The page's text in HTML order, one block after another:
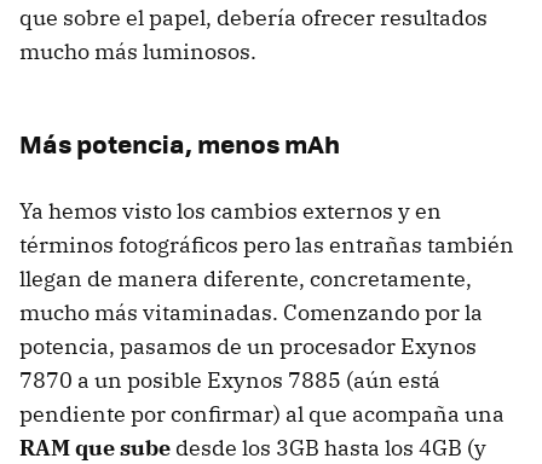
que sobre el papel, debería ofrecer resultados
mucho más luminosos.
Más potencia, menos mAh
Ya hemos visto los cambios externos y en
términos fotográficos pero las entrañas también
llegan de manera diferente, concretamente,
mucho más vitaminadas. Comenzando por la
potencia, pasamos de un procesador Exynos
7870 a un posible Exynos 7885 (aún está
pendiente por confirmar) al que acompaña una
RAM que sube desde los 3GB hasta los 4GB (y